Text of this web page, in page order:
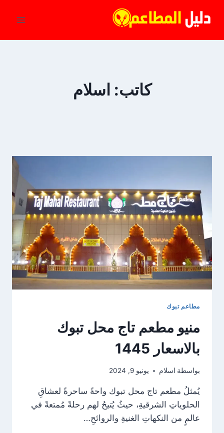
كاتب: اسلام
مطاعم تبوك
منيو مطعم تاج محل تبوك
بالاسعار 1445
بواسطة اسلام يونيو 9, 2024
يُمثلُ مطعم تاج محل تبوك واحةً ساحرةً لعشاقِ
الحلوياتِ الشرقيةِ، حيثُ يُتيحُ لهم رحلةً مُمتعةً في
عالمٍ من النكهاتِ الغنيةِ والروائحِ…